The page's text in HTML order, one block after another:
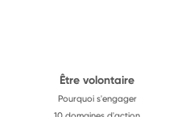
Être volontaire
Pourquoi s'engager